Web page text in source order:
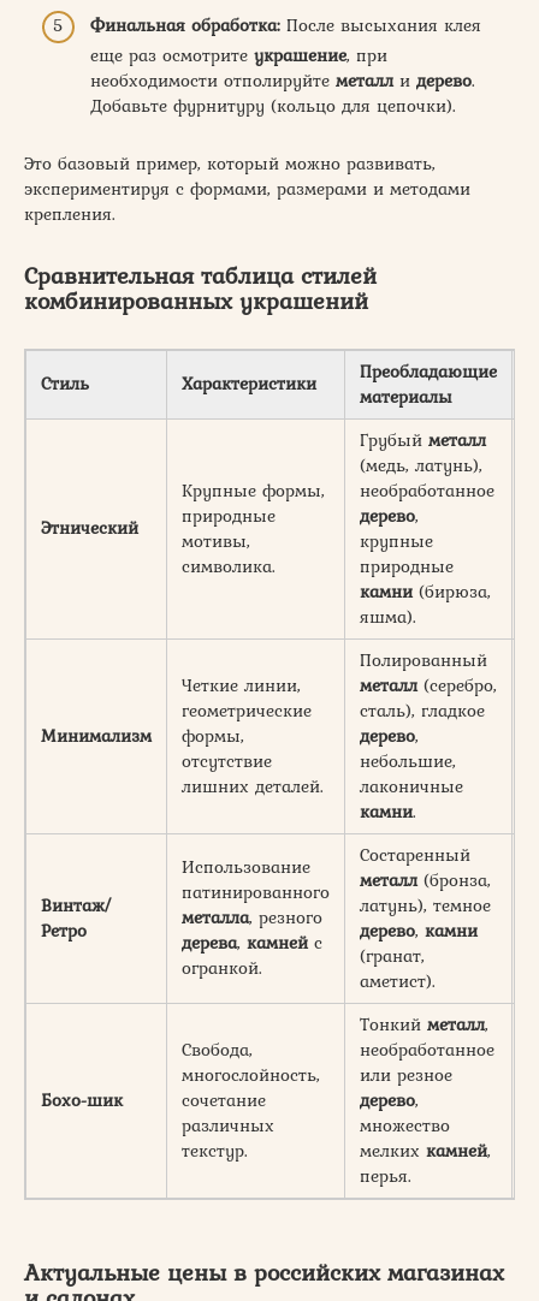
Финальная обработка: После высыхания клея
еще раз осмотрите украшение, при
необходимости отполируйте металли дерево.
Добавьте фурнитуру (кольцо для цепочки).
Это базовый пример, который можно развивать,
экспериментируя с формами, размерами и методами
крепления.
Сравнительная таблица стилей
комбинированных украшений
Стиль Характеристики
Преобладающие
материалы
Этнический
Крупные формы,
природные
мотивы,
символика.
Грубый металл
(медь, латунь),
необработанное
дерево,
крупные
природные
камни(бирюза,
яшма).
Минимализм
Четкие линии,
геометрические
формы,
отсутствие
лишних деталей.
Полированный
металл(серебро,
сталь), гладкое
дерево,
небольшие,
лаконичные
камни.
Винтаж/
Ретро
Использование
патинированного
металла, резного
дерева, камнейс
огранкой.
Состаренный
металл(бронза,
латунь), темное
дерево, камни
(гранат,
аметист).
Бохо-шик
Свобода,
многослойность,
сочетание
различных
текстур.
Тонкий металл,
необработанное
или резное
дерево,
множество
мелких камней,
перья.
Актуальные цены в российских магазинах